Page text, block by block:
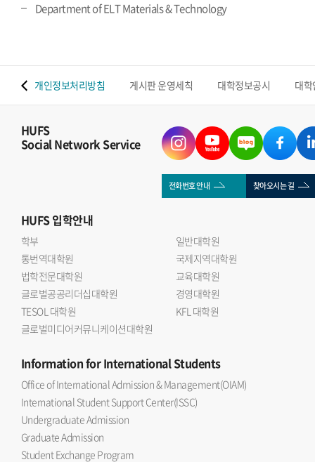
Department of ELT Materials & Technology
개인정보처리방침 게시판 운영세칙 대학정보공시 대
HUFS
Social Network Service
전화번호 안내 찾아오시는 길
HUFS입학안내
학부
일반대학원
통번역대학원
국제지역대학원
법학전문대학원
교육대학원
글로벌공공리더십대학원
경영대학원
TESOL 대학원
KFL 대학원
글로벌미디어커뮤니케이션대학원
Informationfor International Students
Office of International Admission & Management(OIAM)
International Student Support Center(ISSC)
Undergraduate Admission
Graduate Admission
Student Exchange Program